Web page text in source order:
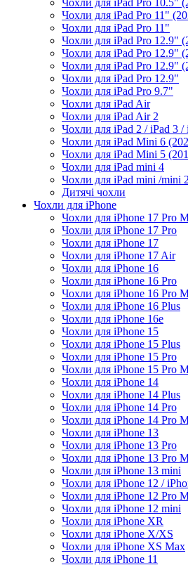
Чохли для iPad Pro 10.5"
Чохли для iPad Pro 11"
Чохли для iPad Pro 11"
Чохли для iPad Pro 12.9"
Чохли для iPad Pro 12.9"
Чохли для iPad Pro 12.9"
Чохли для iPad Pro 12.9"
Чохли для iPad Pro 9.7"
Чохли для iPad Air
Чохли для iPad Air 2
Чохли для iPad 2 / iPad 3 /
Чохли для iPad Mini 6
Чохли для iPad Mini 5
Чохли для iPad mini 4
Чохли для iPad mini /mini
Дитячі чохли
Чохли для iPhone
Чохли для iPhone 17 Pro
Чохли для iPhone 17 Pro
Чохли для iPhone 17
Чохли для iPhone 17 Air
Чохли для iPhone 16
Чохли для iPhone 16 Pro
Чохли для iPhone 16 Pro
Чохли для iPhone 16 Plus
Чохли для iPhone 16e
Чохли для iPhone 15
Чохли для iPhone 15 Plus
Чохли для iPhone 15 Pro
Чохли для iPhone 15 Pro
Чохли для iPhone 14
Чохли для iPhone 14 Plus
Чохли для iPhone 14 Pro
Чохли для iPhone 14 Pro
Чохли для iPhone 13
Чохли для iPhone 13 Pro
Чохли для iPhone 13 Pro
Чохли для iPhone 13 mini
Чохли для iPhone 12 /
Чохли для iPhone 12 Pro
Чохли для iPhone 12 mini
Чохли для iPhone XR
Чохли для iPhone X/XS
Чохли для iPhone XS Max
Чохли для iPhone 11